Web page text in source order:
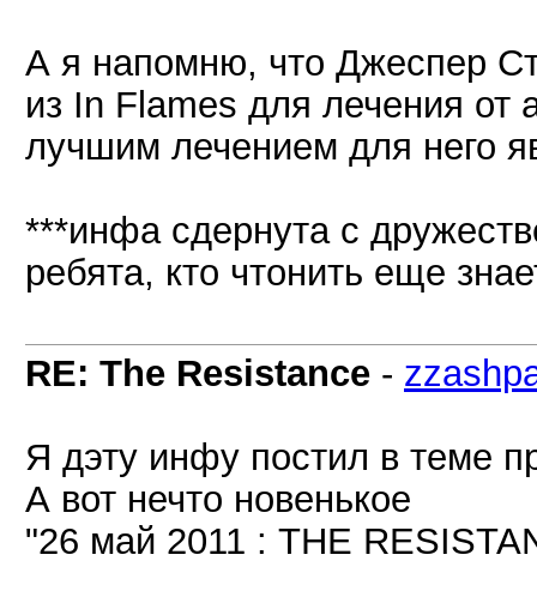
А я напомню, что Джеспер
из In Flames для лечения от
лучшим лечением для него
***инфа сдернута с
ребята, кто чтонить еще
RE: The Resistance -
Я дэту инфу постил в теме
А вот нечто новенькое
"26 май 2011 : THE